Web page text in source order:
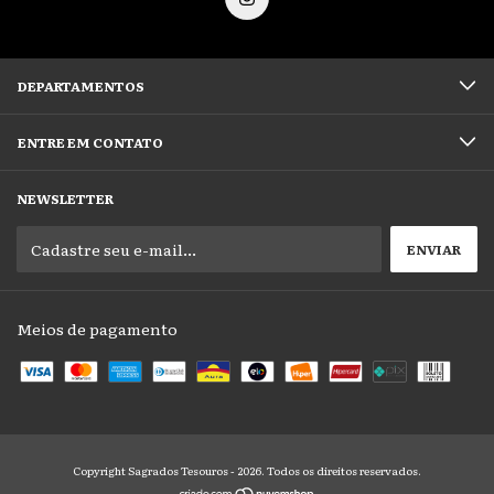
DEPARTAMENTOS
ENTRE EM CONTATO
NEWSLETTER
Meios de pagamento
Copyright Sagrados Tesouros - 2026. Todos os direitos reservados.